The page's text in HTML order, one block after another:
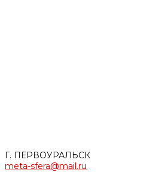
Г. ПЕРВОУРАЛЬСК
meta-sfera@mail.ru